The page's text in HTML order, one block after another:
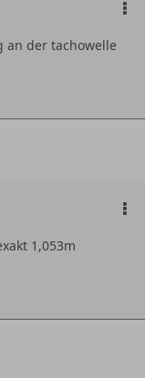
an der tachowelle
1,053m